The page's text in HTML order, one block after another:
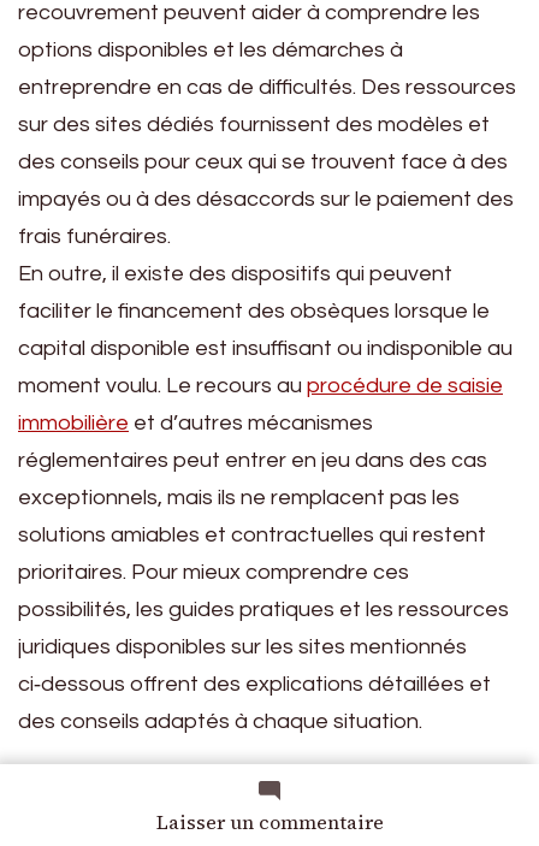
Laisser un commentairesur
recouvrement peuvent aider à comprendre les
options disponibles et les démarches à
entreprendre en cas de difficultés. Des ressources
sur des sites dédiés fournissent des modèles et
des conseils pour ceux qui se trouvent face à des
impayés ou à des désaccords sur le paiement des
frais funéraires.
En outre, il existe des dispositifs qui peuvent
faciliter le financement des obsèques lorsque le
capital disponible est insuffisant ou indisponible au
moment voulu. Le recours au procédure de saisie
immobilière et d’autres mécanismes
réglementaires peut entrer en jeu dans des cas
exceptionnels, mais ils ne remplacent pas les
solutions amiables et contractuelles qui restent
prioritaires. Pour mieux comprendre ces
possibilités, les guides pratiques et les ressources
juridiques disponibles sur les sites mentionnés
ci‑dessous offrent des explications détaillées et
des conseils adaptés à chaque situation.
Description